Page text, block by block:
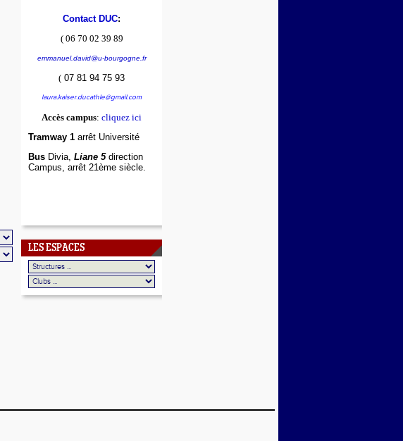
Contact DUC:
(06 70 02 39 89
emmanuel.david@u-bourgogne.fr
( 07 81 94 75 93
laura.kaiser.ducathle@gmail.com
Accès campus: cliquez ici
Tramway 1 arrêt Université
Bus Divia, Liane 5direction
Campus, arrêt 21ème siècle.
LES ESPACES